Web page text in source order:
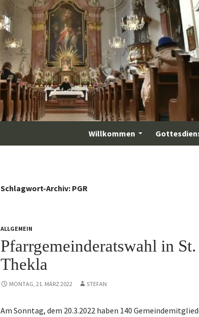
Willkommen
Schlagwort-Archiv: PGR
ALLGEMEIN
Pfarrgemeinderatswahl in St.
Thekla
MONTAG, 21. MÄRZ 2022 STEFAN
Am Sonntag, dem 20.3.2022 haben 140